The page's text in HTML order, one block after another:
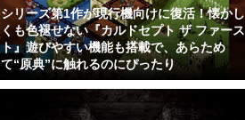
シリーズ第1作が現行機向けに復活！懐かし
くも色褪せない『カルドセプト ザ ファース
ト』遊びやすい機能も搭載で、あらため
て“原典”に触れるのにぴったり